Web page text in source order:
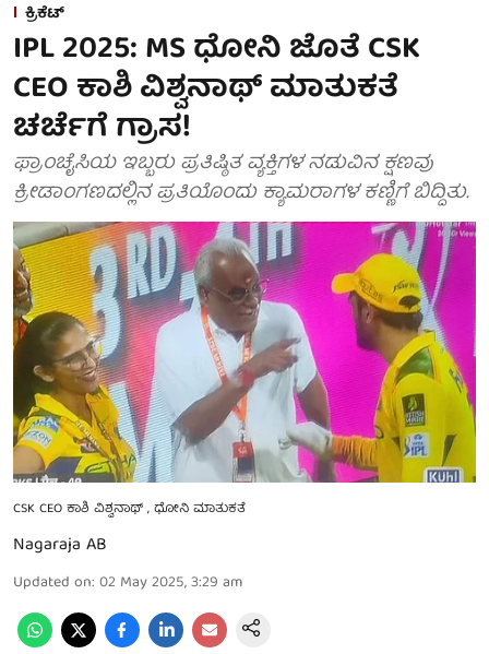
ಕ್ರಿಕೆಟ್
IPL 2025: MS ಧೋನಿ ಜೊತೆ CSK
CEO ಕಾಶಿ ವಿಶ್ವನಾಥ್ ಮಾತುಕತೆ
ಚರ್ಚೆಗೆ ಗ್ರಾಸ!
ಫ್ರಾಂಚೈಸಿಯ ಇಬ್ಬರು ಪ್ರತಿಷ್ಠಿತ ವ್ಯಕ್ತಿಗಳ ನಡುವಿನ ಕ್ಷಣವು
ಕ್ರೀಡಾಂಗಣದಲ್ಲಿನ ಪ್ರತಿಯೊಂದು ಕ್ಯಾಮರಾಗಳ ಕಣ್ಣಿಗೆ ಬಿದ್ದಿತು.
CSK CEO ಕಾಶಿ ವಿಶ್ವನಾಥ್ , ಧೋನಿ ಮಾತುಕತೆ
Nagaraja AB
Updated on: 02 May 2025, 3:29 am